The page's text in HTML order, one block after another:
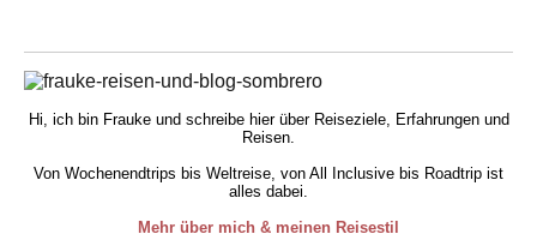
Hi, ich bin Frauke und schreibe hier über Reiseziele, Erfahrungen und
Reisen.
Von Wochenendtrips bis Weltreise, von All Inclusive bis Roadtrip ist
alles dabei.
Mehr über mich & meinen Reisestil